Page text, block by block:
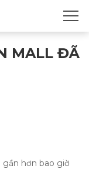
MALL ĐÃ
hơn bao giờ